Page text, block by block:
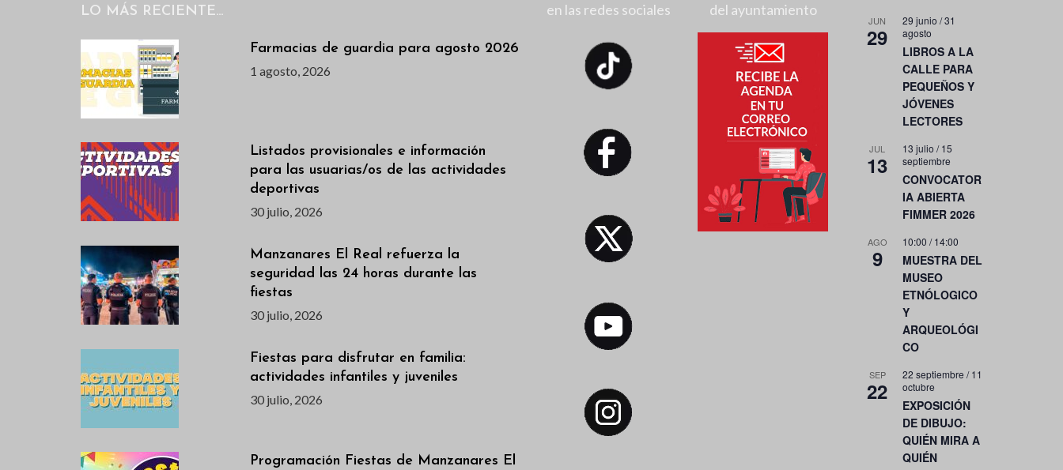
LO MÁS RECIENTE…
Farmacias de guardia para agosto 2026
1 agosto, 2026
Listados provisionales e información
para las usuarias/os de las actividades
deportivas
30 julio, 2026
Manzanares El Real refuerza la
seguridad las 24 horas durante las
fiestas
30 julio, 2026
Fiestas para disfrutar en familia:
actividades infantiles y juveniles
30 julio, 2026
Programación Fiestas de Manzanares El
en las redes sociales
del ayuntamiento
JUN
29
29 junio /31
agosto
LIBROS A LA
CALLE PARA
PEQUEÑOS Y
JÓVENES
LECTORES
JUL
13
13 julio /15
septiembre
CONVOCATOR
IA ABIERTA
FIMMER 2026
AGO
9
10:00 /14:00
MUESTRA DEL
MUSEO
ETNÓLOGICO
Y
ARQUEOLÓGI
CO
SEP
22
22 septiembre /11
octubre
EXPOSICIÓN
DE DIBUJO:
QUIÉN MIRA A
QUIÉN